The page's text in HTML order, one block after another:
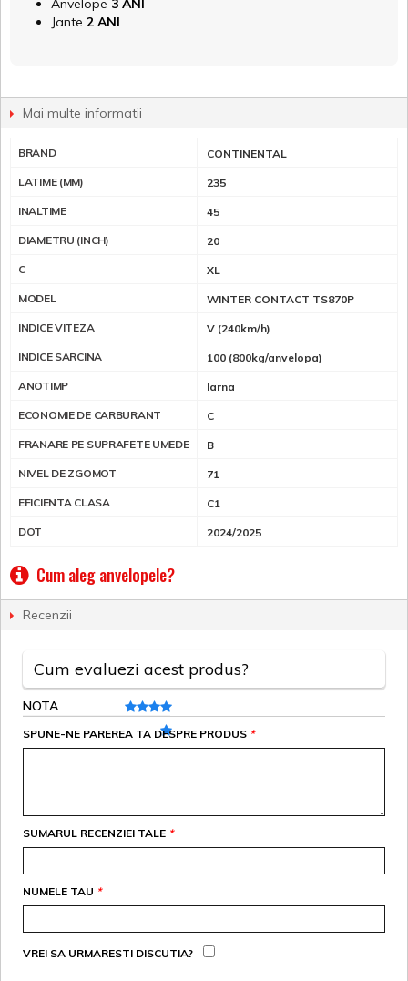
Jante 2 ANI
Mai multe informatii
BRAND CONTINENTAL
LATIME (MM) 235
INALTIME 45
DIAMETRU (INCH) 20
C XL
MODEL WINTER CONTACT TS870P
INDICE VITEZA V (240km/h)
INDICE SARCINA 100 (800kg/anvelopa)
ANOTIMP Iarna
ECONOMIE DE CARBURANT C
FRANARE PE SUPRAFETE UMEDE B
NIVEL DE ZGOMOT 71
EFICIENTA CLASA C1
DOT 2024/2025
Cum aleg anvelopele?
Recenzii
Cum evaluezi acest produs?
NOTA
*
SPUNE-NE PAREREA TA DESPRE PRODUS
*
SUMARUL RECENZIEI TALE
*
NUMELE TAU
VREI SA URMARESTI DISCUTIA?